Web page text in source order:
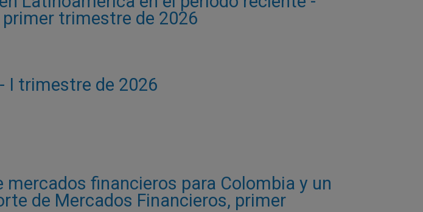
trimestre de 2026
I trimestre de 2026
mercados financieros para Colombia y un
de Mercados Financieros, primer